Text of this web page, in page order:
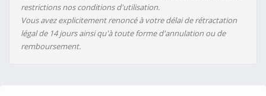
restrictions nos conditions d'utilisation.
Vous avez explicitement renoncé à votre délai de rétractation
légal de 14 jours ainsi qu'à toute forme d'annulation ou de
remboursement.